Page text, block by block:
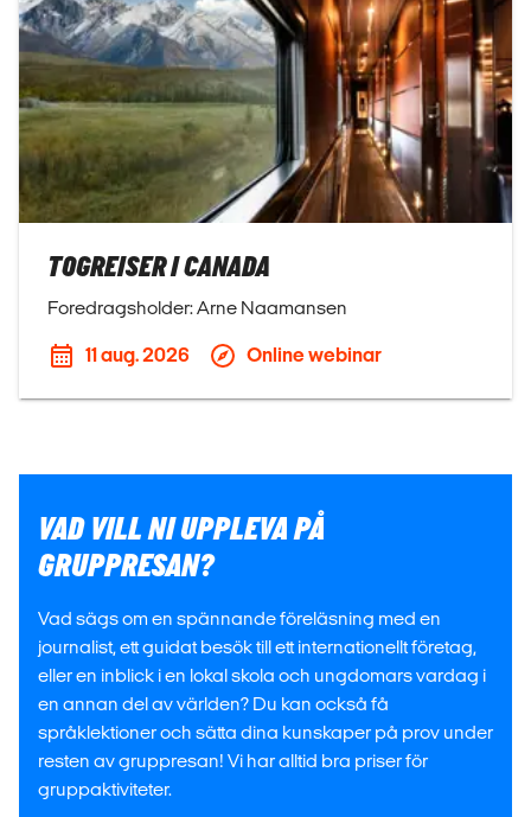
TOGREISER I CANADA
Foredragsholder: Arne Naamansen
11 aug. 2026 Online webinar
VAD VILL NI UPPLEVA PÅ
GRUPPRESAN?
Vad sägs om en spännande föreläsning med en
journalist, ett guidat besök till ett internationellt företag,
eller en inblick i en lokal skola och ungdomars vardag i
en annan del av världen? Du kan också få
språklektioner och sätta dina kunskaper på prov under
resten av gruppresan! Vi har alltid bra priser för
gruppaktiviteter.